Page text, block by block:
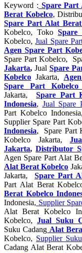
Keyword : Spare Part
Berat Kobelco,
Spare Part Alat
Kobelco, Toko Spare
Kobelco,Jual Spare
Agen Spare Part
Spare Part Kobelco,
Jakarta, Jual Spare
Kobelco Jakarta,
Spare Part Kobelco
Jakarta,Spare Part
Indonesia, Jual Spare
Part Kobelco Indonesia,
Supplier Spare Part
Indonesia, Spare Part
Kobelco Jakarta,
Jakarta, Distributor
Agen Spare Part Alat
Alat Berat Kobelco
Jakarta, Spare Part
Part Alat Berat
Berat Kobelco
Indonesia, Supplier
Alat Berat Kobelco
Kobelco, Jual Suku
Suku Cadang Alat
Kobelco, Supplier
Cadang Alat Berat